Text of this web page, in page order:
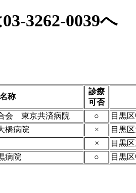
3262-0039へ
称
診療
可否
会 東京共済病院
○
目黒
橋病院
×
目黒
×
目黒
病院
○ 目黒